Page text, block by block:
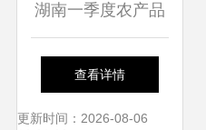
湖南一季度农产品
出口增长19.6% 科
技与特色并进助推
查看详情
更新时间：2026-08-06